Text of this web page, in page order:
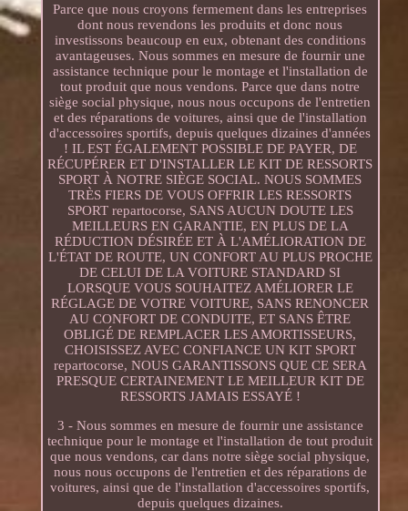
Parce que nous croyons fermement dans les entreprises
dont nous revendons les produits et donc nous
investissons beaucoup en eux, obtenant des conditions
avantageuses. Nous sommes en mesure de fournir une
assistance technique pour le montage et l'installation de
tout produit que nous vendons. Parce que dans notre
siège social physique, nous nous occupons de l'entretien
et des réparations de voitures, ainsi que de l'installation
d'accessoires sportifs, depuis quelques dizaines d'années
! IL EST ÉGALEMENT POSSIBLE DE PAYER, DE
RÉCUPÉRER ET D'INSTALLER LE KIT DE RESSORTS
SPORT À NOTRE SIÈGE SOCIAL. NOUS SOMMES
TRÈS FIERS DE VOUS OFFRIR LES RESSORTS
SPORT repartocorse, SANS AUCUN DOUTE LES
MEILLEURS EN GARANTIE, EN PLUS DE LA
RÉDUCTION DÉSIRÉE ET À L'AMÉLIORATION DE
L'ÉTAT DE ROUTE, UN CONFORT AU PLUS PROCHE
DE CELUI DE LA VOITURE STANDARD SI
LORSQUE VOUS SOUHAITEZ AMÉLIORER LE
RÉGLAGE DE VOTRE VOITURE, SANS RENONCER
AU CONFORT DE CONDUITE, ET SANS ÊTRE
OBLIGÉ DE REMPLACER LES AMORTISSEURS,
CHOISISSEZ AVEC CONFIANCE UN KIT SPORT
repartocorse, NOUS GARANTISSONS QUE CE SERA
PRESQUE CERTAINEMENT LE MEILLEUR KIT DE
RESSORTS JAMAIS ESSAYÉ !
3 - Nous sommes en mesure de fournir une assistance
technique pour le montage et l'installation de tout produit
que nous vendons, car dans notre siège social physique,
nous nous occupons de l'entretien et des réparations de
voitures, ainsi que de l'installation d'accessoires sportifs,
depuis quelques dizaines.